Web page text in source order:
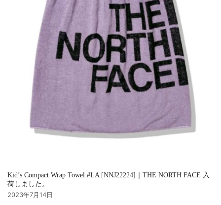
Kid’s Compact Wrap Towel #LA [NNJ22224]｜THE NORTH FACE 入
荷しました。
2023年7月14日